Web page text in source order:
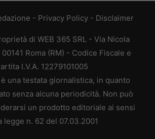
- Privacy Policy - Disclaimer
di WEB 365 SRL - Via Nicola
Roma (RM) - Codice Fiscale e
I.V.A. 12279101005
una testata giornalistica, in quanto
senza alcuna periodicità. Non può
un prodotto editoriale ai sensi
legge n. 62 del 07.03.2001